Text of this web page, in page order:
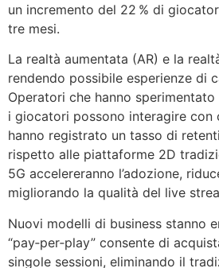
un incremento del 22 % di
tre mesi.
La realtà aumentata (AR) e la
rendendo possibile esperienze di
Operatori che hanno
i giocatori possono interagire con
hanno registrato un tasso di
rispetto alle piattaforme 2D
5G accelereranno l’adozione,
migliorando la qualità del live
Nuovi modelli di business stanno
“pay‑per‑play” consente di
singole sessioni, eliminando il